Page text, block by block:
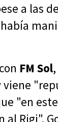
a las
FM Sol
"en
al Rigi".